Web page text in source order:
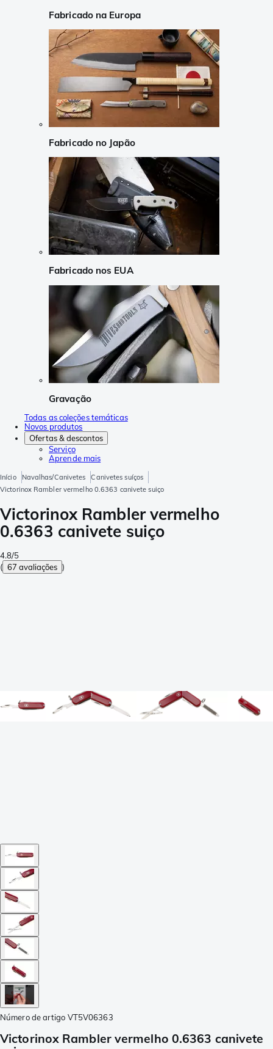
Fabricado na Europa
Fabricado no Japão
Fabricado nos EUA
Gravação
Todas as coleções temáticas
Novos produtos
Ofertas & descontos
Serviço
Aprende mais
Início Navalhas/Canivetes
Canivetes suíços
Victorinox Rambler vermelho 0.6363 canivete suiço
Victorinox Rambler vermelho
0.6363 canivete suiço
4.8/5
( 67 avaliações )
Número de artigo VT5V06363
Victorinox Rambler vermelho 0.6363 canivete